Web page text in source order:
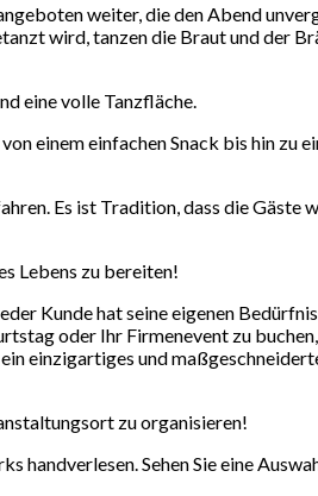
weiter, die den Abend
wird, tanzen die Braut und der
eine volle Tanzfläche.
einem einfachen Snack bis hin zu
Es ist Tradition, dass die Gäste
Lebens zu bereiten!
Kunde hat seine eigenen
oder Ihr Firmenevent zu
einzigartiges und
zu organisieren!
Sehen Sie eine